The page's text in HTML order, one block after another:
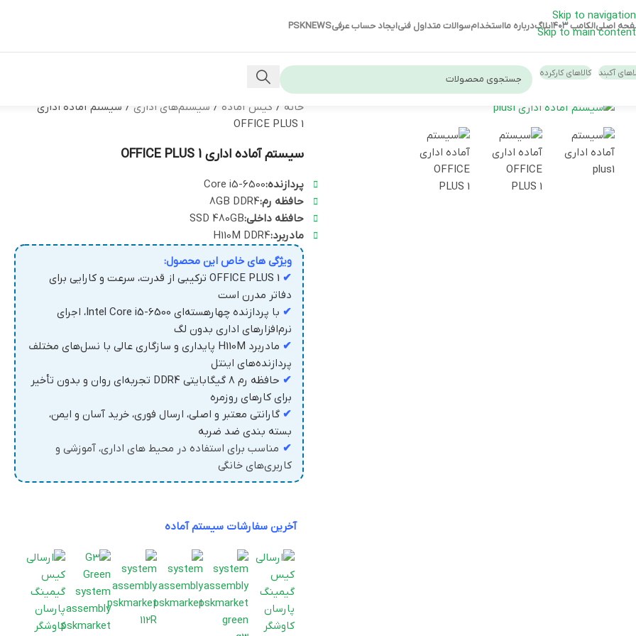
Skip to navigation
Skip to main content
اصلیالکامپ ۱۴۰۳ بلاگدرباره مااستخدامسوالات متداول فنیایجاد حساب عرفیPSKNEWS
آکبند کالاهای کارکرده
لپ تاپ استوک HP
خانه / کیس آماده / سیستم‌های اداری / سیستم آماده اداری
OFFICE PLUS 1
سیستم آماده اداری OFFICE PLUS 1
پردازنده:Core i5-6500
حافظه رم:8GB DDR4
حافظه داخلی:SSD 480GB
مادربرد:H110M DDR4
ویژگی های خاص این محصول:
✔
OFFICE PLUS 1 ترکیبی از قدرت، سرعت و کارایی برای
دفاتر مدرن است
✔
با پردازنده چهارهسته‌ای Intel Core i5-6500، اجرای
نرم‌افزارهای اداری بدون لگ
✔
مادربرد H110M پایداری و سازگاری عالی با نسل‌های مختلف
پردازنده‌های اینتل
✔
حافظه رم ۸ گیگابایتی DDR4 تجربه‌ای روان و بدون تأخیر
برای کارهای روزمره
✔ گارانتی معتبر و اصلی، ارسال فوری، خرید آسان و ایمن،
بسته بندی ضد ضربه
✔ مناسب برای استفاده در محیط‌ های اداری، آموزشی و
کاربری‌های خانگی
آخرین سفارشات سیستم آماده